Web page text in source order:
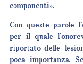
componenti».
Con queste parole
per il quale
riportato delle
poca importanza.